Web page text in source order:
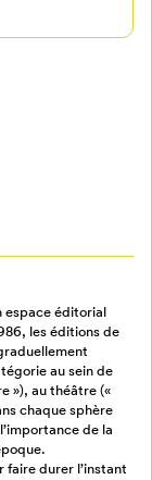
espace éditorial
les éditions de
au sein de
»), au théâtre («
chaque sphère
de la
faire durer l’instant
profil